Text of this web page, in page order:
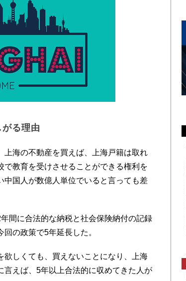
る理由
海の不動産を買えば、上海戸籍は取れ
教育を受けさせることができる権利を
国人が数億人単位でいると言っても差
間に合法的な納税と社会保険納付の記録
の政策で5年延長した。
しくても、買えないことになり、上海
えば、5年以上合法的に収めてきた人が